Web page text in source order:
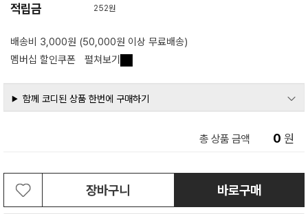
적립금 252원
배송비 3,000원 (50,000원 이상 무료배송)
멤버십 할인쿠폰
펼쳐보기
함께 코디된 상품 한번에 구매하기
총 상품 금액 0 원
장바구니 바로구매